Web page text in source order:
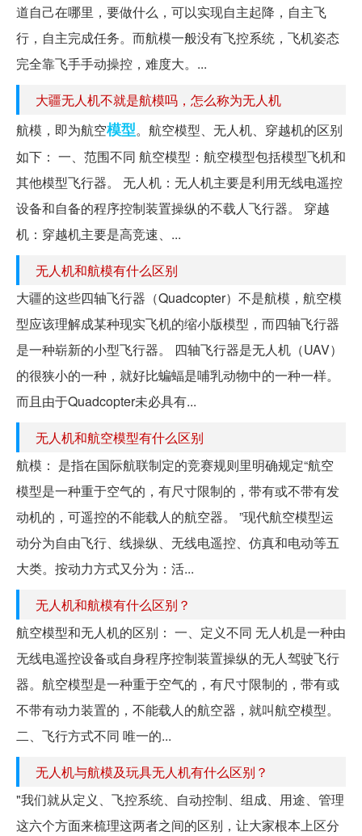
道自己在哪里，要做什么，可以实现自主起降，自主飞
行，自主完成任务。而航模一般没有飞控系统，飞机姿态
完全靠飞手手动操控，难度大。...
大疆无人机不就是航模吗，怎么称为无人机
航模，即为航空模型。航空模型、无人机、穿越机的区别
如下： 一、范围不同 航空模型：航空模型包括模型飞机和
其他模型飞行器。 无人机：无人机主要是利用无线电遥控
设备和自备的程序控制装置操纵的不载人飞行器。 穿越
机：穿越机主要是高竞速、...
无人机和航模有什么区别
大疆的这些四轴飞行器（Quadcopter）不是航模，航空模
型应该理解成某种现实飞机的缩小版模型，而四轴飞行器
是一种崭新的小型飞行器。 四轴飞行器是无人机（UAV）
的很狭小的一种，就好比蝙蝠是哺乳动物中的一种一样。
而且由于Quadcopter未必具有...
无人机和航空模型有什么区别
航模： 是指在国际航联制定的竞赛规则里明确规定“航空
模型是一种重于空气的，有尺寸限制的，带有或不带有发
动机的，可遥控的不能载人的航空器。 ”现代航空模型运
动分为自由飞行、线操纵、无线电遥控、仿真和电动等五
大类。按动力方式又分为：活...
无人机和航模有什么区别？
航空模型和无人机的区别： 一、定义不同 无人机是一种由
无线电遥控设备或自身程序控制装置操纵的无人驾驶飞行
器。航空模型是一种重于空气的，有尺寸限制的，带有或
不带有动力装置的，不能载人的航空器，就叫航空模型。
二、飞行方式不同 唯一的...
无人机与航模及玩具无人机有什么区别？
"我们就从定义、飞控系统、自动控制、组成、用途、管理
这六个方面来梳理这两者之间的区别，让大家根本上区分